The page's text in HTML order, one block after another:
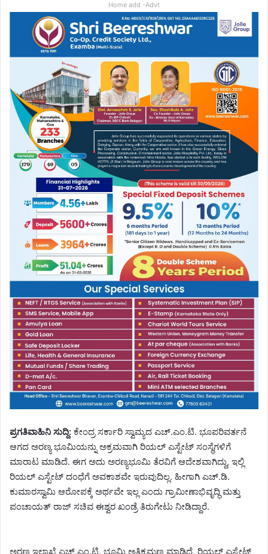
Home add -Advt
ಪ್ರಗತಿವಾಹಿನಿ ಸುದ್ದಿ: ಕೇಂದ್ರ ಸರ್ಕಾರಿ ಸ್ವಾಮ್ಯದ ಎಚ್.ಎಂ.ಟಿ. ಭೂಪರಿವರ್ತನೆ
ಆಗದ ಅರಣ್ಯ ಭೂಮಿಯನ್ನು ಅಕ್ರಮವಾಗಿ ರಿಯಲ್ ಎಸ್ಟೇಟ್ ಸಂಸ್ಥೆಗಳಿಗೆ
ಮಾರಾಟ ಮಾಡಿದೆ. ಈಗ ಅದು ಅರಣ್ಯಭೂಮಿ ತೆರವಿಗೆ ಆದೇಶವಾಗಿದ್ದು, ಇಲ್ಲಿ
ರಿಯಲ್ ಎಸ್ಟೇಟ್ ದಂಧೆಗೆ ಅವಕಾಶವೇ ಇರುವುದಿಲ್ಲ. ಹೀಗಾಗಿ ಎಚ್.ಡಿ.
ಕುಮಾರಸ್ವಾಮಿ ಆರೋಪಕ್ಕೆ ಅರ್ಥವೇ ಇಲ್ಲ ಎಂದು ಗ್ರಾಮೀಣಾಭಿವೃದ್ಧಿ ಮತ್ತು
ಪಂಚಾಯತ್ ರಾಜ್ ಸಚಿವ ಈಶ್ವರ ಖಂಡ್ರೆ ತಿರುಗೇಟು ನೀಡಿದ್ದಾರೆ.
ಅರಣ್ಯ ಇಲಾಖೆ ಎಚ್.ಎಂ.ಟಿ. ಭೂಮಿ ಅತಿಕ್ರಮಣ ಮಾಡಿದೆ, ರಿಯಲ್ ಎಸ್ಟೇಟ್